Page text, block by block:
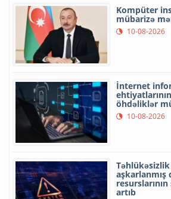
Kompüter
mübarizə
10-08-2026
İnternet
öhdəliklər
10-08-2026
artıb